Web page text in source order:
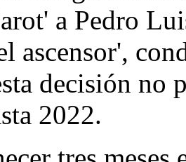
a Pedro
ascensor',
decisión no
2022.